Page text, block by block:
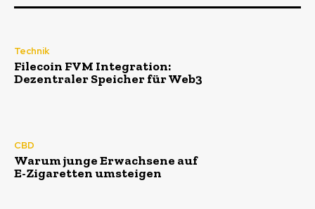
Technik
Filecoin FVM Integration:
Dezentraler Speicher für Web3
CBD
Warum junge Erwachsene auf
E-Zigaretten umsteigen